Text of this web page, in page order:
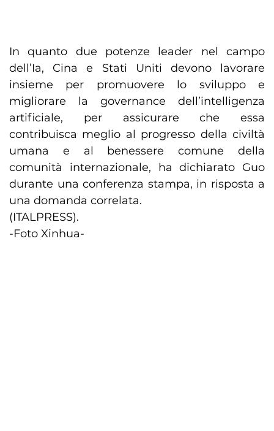
In quanto due potenze leader nel campo
dell’Ia, Cina e Stati Uniti devono lavorare
insieme per promuovere lo sviluppo e
migliorare la governance dell’intelligenza
artificiale, per assicurare che essa
contribuisca meglio al progresso della civiltà
umana e al benessere comune della
comunità internazionale, ha dichiarato Guo
durante una conferenza stampa, in risposta a
una domanda correlata.
(ITALPRESS).
-Foto Xinhua-